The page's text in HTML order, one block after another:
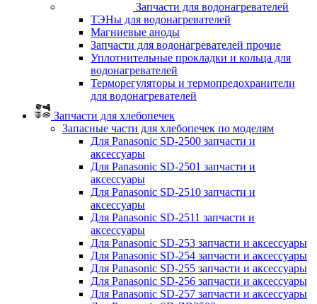
Запчасти для водонагревателей
ТЭНы для водонагревателей
Магниевые аноды
Запчасти для водонагревателей прочие
Уплотнительные прокладки и кольца для
водонагревателей
Терморегуляторы и термопредохранители
для водонагревателей
Запчасти для хлебопечек
Запасные части для хлебопечек по моделям
Для Panasonic SD-2500 запчасти и
аксессуары
Для Panasonic SD-2501 запчасти и
аксессуары
Для Panasonic SD-2510 запчасти и
аксессуары
Для Panasonic SD-2511 запчасти и
аксессуары
Для Panasonic SD-253 запчасти и аксессуары
Для Panasonic SD-254 запчасти и аксессуары
Для Panasonic SD-255 запчасти и аксессуары
Для Panasonic SD-256 запчасти и аксессуары
Для Panasonic SD-257 запчасти и аксессуары